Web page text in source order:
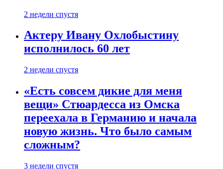
2 недели спустя
Актеру Ивану Охлобыстину
исполнилось 60 лет
2 недели спустя
«Есть совсем дикие для меня
вещи» Стюардесса из Омска
переехала в Германию и начала
новую жизнь. Что было самым
сложным?
3 недели спустя